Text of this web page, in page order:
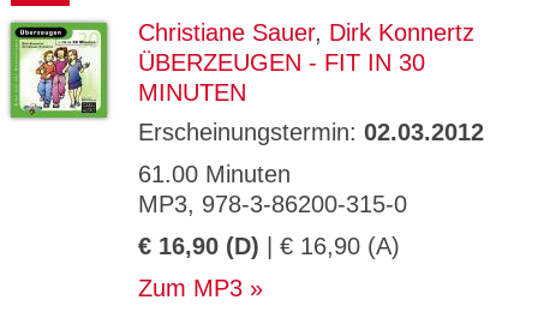
Christiane Sauer, Dirk Konnertz
ÜBERZEUGEN - FIT IN 30
MINUTEN
Erscheinungstermin: 02.03.2012
61.00 Minuten
MP3, 978-3-86200-315-0
€ 16,90 (D) | € 16,90 (A)
Zum MP3